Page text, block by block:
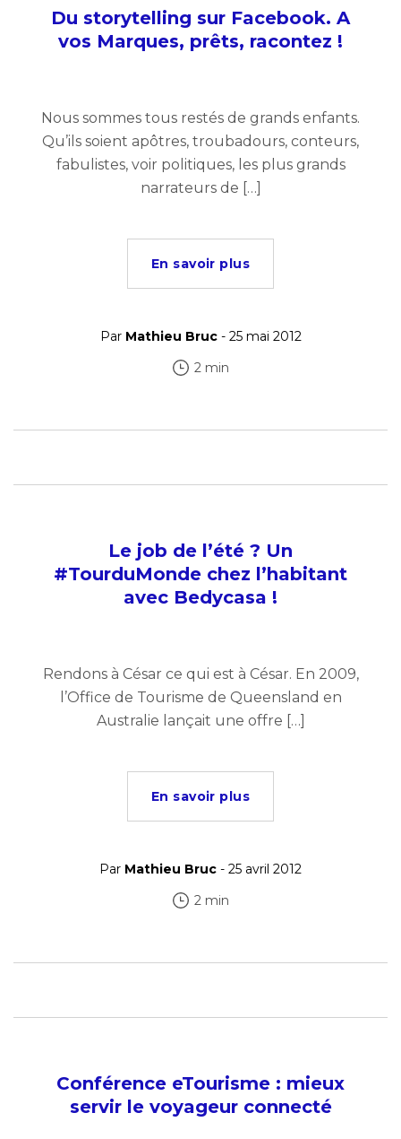
Du storytelling sur Facebook. A
vos Marques, prêts, racontez !
Nous sommes tous restés de grands enfants.
Qu’ils soient apôtres, troubadours, conteurs,
fabulistes, voir politiques, les plus grands
narrateurs de […]
En savoir plus
Par Mathieu Bruc- 25 mai 2012
2 min
Le job de l’été ? Un
#TourduMonde chez l’habitant
avec Bedycasa !
Rendons à César ce qui est à César. En 2009,
l’Office de Tourisme de Queensland en
Australie lançait une offre […]
En savoir plus
Par Mathieu Bruc - 25 avril 2012
2 min
Conférence eTourisme : mieux
servir le voyageur connecté